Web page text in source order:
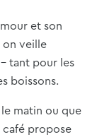
et son
on veille
tant pour les
boissons.
matin ou que
café propose